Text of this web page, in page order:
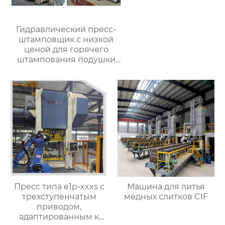
Гидравлический пресс-
штамповщик с низкой
ценой для горячего
штампования подушки
металлообрабатывающей
промышленности
Пресс типа e1p-xxxs с
трехступенчатым
приводом,
адаптированным к
Машина для литья
медных слитков CIF